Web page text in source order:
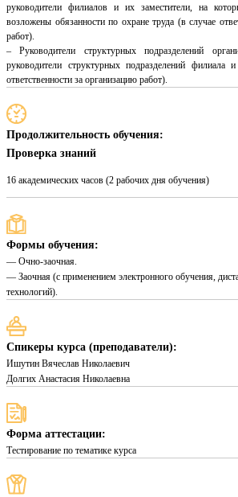
руководители филиалов и их заместители, на
возложены обязанности по охране труда (в случае
работ).
– Руководители структурных подразделений
руководители структурных подразделений филиала
ответственности за организацию работ).
Продолжительность обучения:
Проверка знаний
16 академических часов (2 рабочих дня обучения)
Формы обучения:
— Очно-заочная.
— Заочная (с применением электронного обучения,
технологий).
Спикеры курса (преподаватели):
Ишутин Вячеслав Николаевич
Долгих Анастасия Николаевна
Форма аттестации:
Тестирование по тематике курса